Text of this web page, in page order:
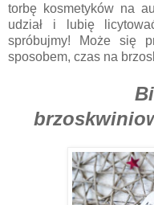
torbę kosmetyków na
udział i lubię
spróbujmy! Może się
sposobem, czas na